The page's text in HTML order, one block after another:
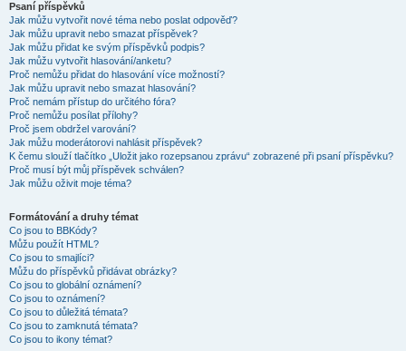
Psaní příspěvků
Jak můžu vytvořit nové téma nebo poslat odpověď?
Jak můžu upravit nebo smazat příspěvek?
Jak můžu přidat ke svým příspěvků podpis?
Jak můžu vytvořit hlasování/anketu?
Proč nemůžu přidat do hlasování více možností?
Jak můžu upravit nebo smazat hlasování?
Proč nemám přístup do určitého fóra?
Proč nemůžu posílat přílohy?
Proč jsem obdržel varování?
Jak můžu moderátorovi nahlásit příspěvek?
K čemu slouží tlačítko „Uložit jako rozepsanou zprávu“ zobrazené při psaní příspěvku?
Proč musí být můj příspěvek schválen?
Jak můžu oživit moje téma?
Formátování a druhy témat
Co jsou to BBKódy?
Můžu použít HTML?
Co jsou to smajlíci?
Můžu do příspěvků přidávat obrázky?
Co jsou to globální oznámení?
Co jsou to oznámení?
Co jsou to důležitá témata?
Co jsou to zamknutá témata?
Co jsou to ikony témat?